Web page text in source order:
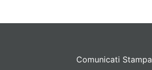
Comunicati Stampa